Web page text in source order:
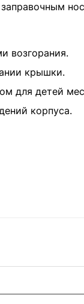
возгорания.
крышки.
для детей
корпуса.